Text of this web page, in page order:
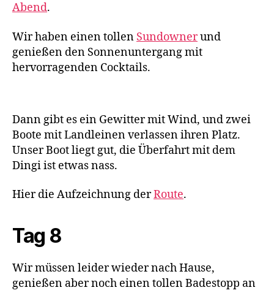
Abend.
Wir haben einen tollen Sundownerund
genießen den Sonnenuntergang mit
hervorragenden Cocktails.
Dann gibt es ein Gewitter mit Wind, und zwei
Boote mit Landleinen verlassen ihren Platz.
Unser Boot liegt gut, die Überfahrt mit dem
Dingi ist etwas nass.
Hier die Aufzeichnung derRoute.
Tag 8
Wir müssen leider wieder nach Hause,
genießen aber noch einen tollen Badestopp an